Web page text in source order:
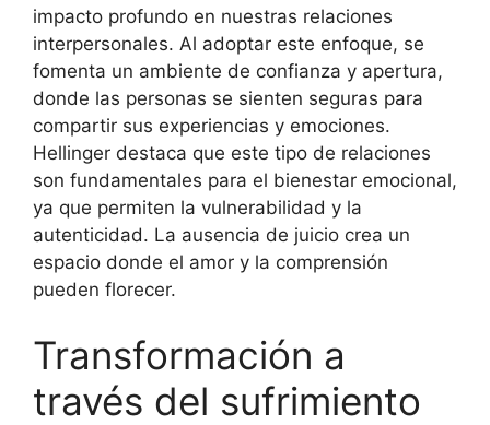
impacto profundo en nuestras relaciones
interpersonales. Al adoptar este enfoque, se
fomenta un ambiente de confianza y apertura,
donde las personas se sienten seguras para
compartir sus experiencias y emociones.
Hellinger destaca que este tipo de relaciones
son fundamentales para el bienestar emocional,
ya que permiten la vulnerabilidad y la
autenticidad. La ausencia de juicio crea un
espacio donde el amor y la comprensión
pueden florecer.
Transformación a
través del sufrimiento